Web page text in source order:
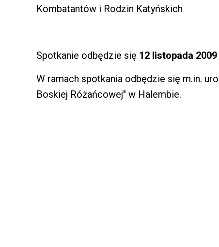
Kombatantów i Rodzin Katyńskich
Spotkanie odbędzie się 12 listopada 2009
W ramach spotkania odbędzie się m.in.
Boskiej Różańcowej" w Halembie.